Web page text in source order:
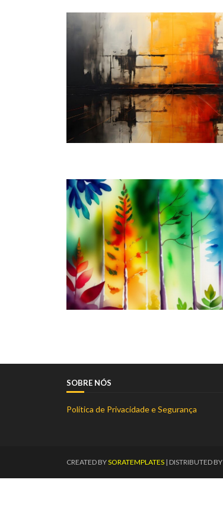
SOBRE NÓS
Política de Privacidade e Segurança
CREATED BYSORATEMPLATES | DISTRIBUTED BY